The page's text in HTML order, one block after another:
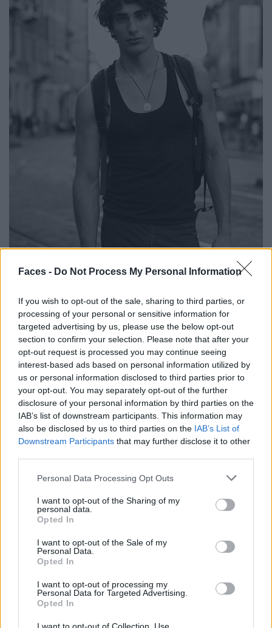
Faces - Do Not Process My Personal Information
If you wish to opt-out of the sale, sharing to third parties, or
processing of your personal or sensitive information for
targeted advertising by us, please use the below opt-out
section to confirm your selection. Please note that after your
opt-out request is processed you may continue seeing
interest-based ads based on personal information utilized by
us or personal information disclosed to third parties prior to
your opt-out. You may separately opt-out of the further
disclosure of your personal information by third parties on the
IAB’s list of downstream participants. This information may
also be disclosed by us to third parties on the IAB’s List of
Downstream Participants that may further disclose it to other
Personal Data Processing Opt Outs
I want to opt-out of the Sharing of my
personal data.
Opted In
I want to opt-out of the Sale of my
Personal Data.
Opted In
I want to opt-out of processing my
Personal Data for Targeted Advertising.
Opted In
Fast zwanzig Jahre lang dokumentierte Schuman die
italienische Modemetropole. Dabei standen nicht nur
alltägliche Personen vor seiner Linse, sondern auch einige
bekannte Gesichter: Miuccia Prada, Emiliano Salci oder
die Sozzani-Schwestern.